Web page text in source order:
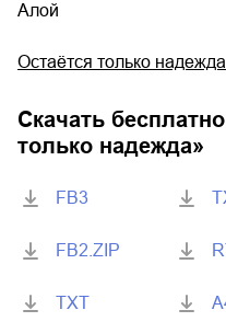
Алой
Остаётся только надежда
Скачать
только надежда»
FB3
FB2.ZIP
TXT